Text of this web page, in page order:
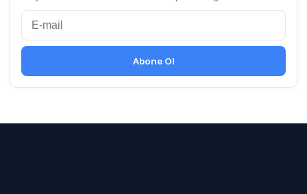
Abone Ol